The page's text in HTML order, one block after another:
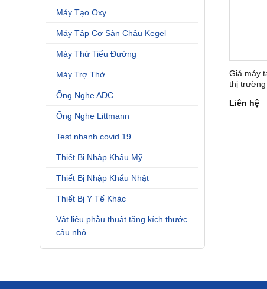
Máy Tạo Oxy
Máy Tập Cơ Sàn Chậu Kegel
Máy Thử Tiểu Đường
Máy Trợ Thở
Ống Nghe ADC
Ống Nghe Littmann
Test nhanh covid 19
Thiết Bị Nhập Khẩu Mỹ
Thiết Bị Nhập Khẩu Nhật
Thiết Bị Y Tế Khác
Vật liệu phẫu thuật tăng kích thước
cậu nhỏ
Giá máy
thị trường
Liên hệ